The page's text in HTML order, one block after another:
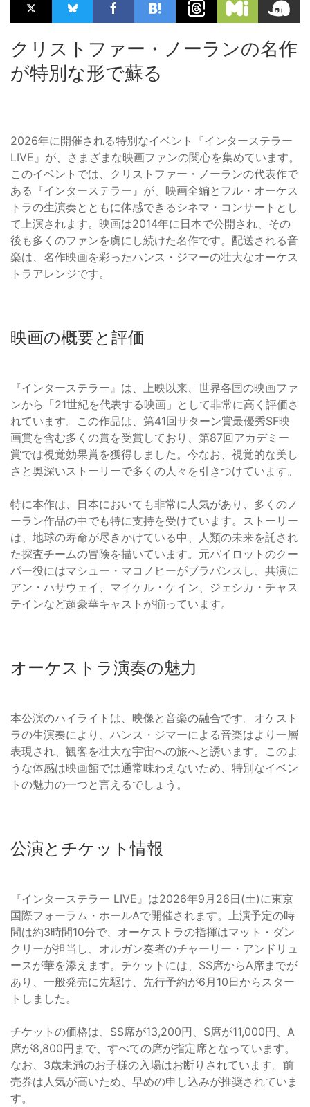
クリストファー・ノーランの名作
が特別な形で蘇る
2026年に開催される特別なイベント『インターステラー
LIVE』が、さまざまな映画ファンの関心を集めています。
このイベントでは、クリストファー・ノーランの代表作で
ある『インターステラー』が、映画全編とフル・オーケス
トラの生演奏とともに体感できるシネマ・コンサートとし
て上演されます。映画は2014年に日本で公開され、その
後も多くのファンを虜にし続けた名作です。配送される音
楽は、名作映画を彩ったハンス・ジマーの壮大なオーケス
トラアレンジです。
映画の概要と評価
『インターステラー』は、上映以来、世界各国の映画ファ
ンから「21世紀を代表する映画」として非常に高く評価さ
れています。この作品は、第41回サターン賞最優秀SF映
画賞を含む多くの賞を受賞しており、第87回アカデミー
賞では視覚効果賞を獲得しました。今なお、視覚的な美し
さと奥深いストーリーで多くの人々を引きつけています。
特に本作は、日本においても非常に人気があり、多くのノ
ーラン作品の中でも特に支持を受けています。ストーリー
は、地球の寿命が尽きかけている中、人類の未来を託され
た探査チームの冒険を描いています。元パイロットのクー
パー役にはマシュー・マコノヒーがブラバンスし、共演に
アン・ハサウェイ、マイケル・ケイン、ジェシカ・チャス
テインなど超豪華キャストが揃っています。
オーケストラ演奏の魅力
本公演のハイライトは、映像と音楽の融合です。オケスト
ラの生演奏により、ハンス・ジマーによる音楽はより一層
表現され、観客を壮大な宇宙への旅へと誘います。このよ
うな体感は映画館では通常味わえないため、特別なイベン
トの魅力の一つと言えるでしょう。
公演とチケット情報
『インターステラー LIVE』は2026年9月26日(土)に東京
国際フォーラム・ホールAで開催されます。上演予定の時
間は約3時間10分で、オーケストラの指揮はマット・ダン
クリーが担当し、オルガン奏者のチャーリー・アンドリュ
ースが華を添えます。チケットには、SS席からA席までが
あり、一般発売に先駆け、先行予約が6月10日からスター
トしました。
チケットの価格は、SS席が13,200円、S席が11,000円、A
席が8,800円まで、すべての席が指定席となっています。
なお、3歳未満のお子様の入場はお断りされています。前
売券は人気が高いため、早めの申し込みが推奨されていま
す。